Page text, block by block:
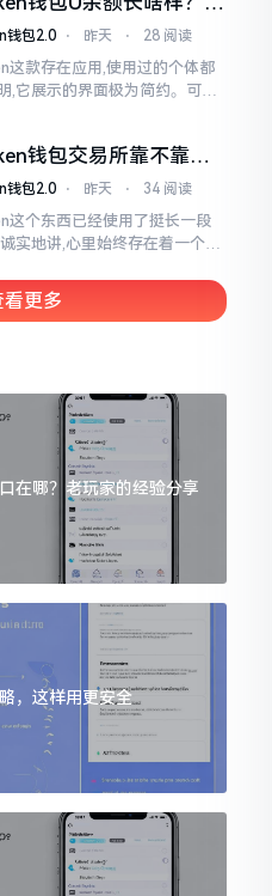
看
钱包2.0 ⋅ 昨天 ⋅ 28 阅读
这款存在应用,使用过的个体都
,它展示的界面极为简约。可是,
钱包交易所靠不靠
玩家说说心里话
钱包2.0 ⋅ 昨天 ⋅ 34 阅读
这个东西已经使用了挺长一段
实地讲,心里始终存在着一个疙
有点让人不放心。今天来谈论
看更多
在哪？老玩家的经验分享
，这样用更安全